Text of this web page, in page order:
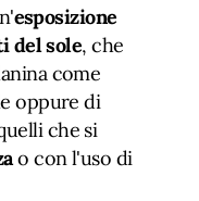
esposizione
del sole, che
come
oppure di
che si
o con l'uso di